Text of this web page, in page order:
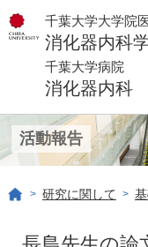
千葉大学大学院
消化器内科
千葉大学病院
消化器内科
活動報告
> 研究に関して >